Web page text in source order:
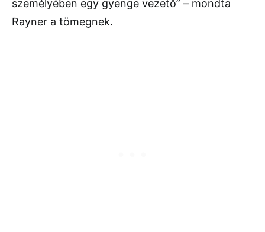
személyében egy gyenge vezető” – mondta
Rayner a tömegnek.